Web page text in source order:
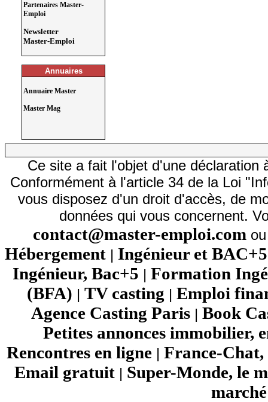
Partenaires Master-
Emploi
Newsletter
Master-Emploi
Annuaires
Annuaire Master
Master Mag
Ce site a fait l'objet d'une déclaration
Conformément à l'article 34 de la Loi
vous disposez d'un droit d'accès, de
données qui vous concernent.
contact@master-emploi.com
Hébergement | Ingénieur et
Ingénieur, Bac+5 | Formation
(BFA) | TV casting | Emploi
Agence Casting Paris | Book
Petites annonces immobilier,
Rencontres en ligne | France-Chat,
Email gratuit| Super-Monde, le